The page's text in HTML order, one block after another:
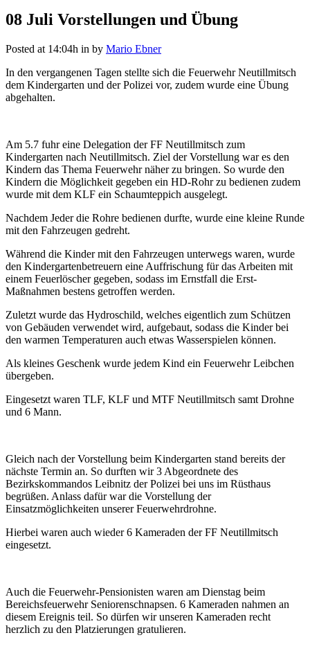
08 Juli Vorstellungen und Übung
Posted at 14:04h in by Mario Ebner
In den vergangenen Tagen stellte sich die Feuerwehr Neutillmitsch
dem Kindergarten und der Polizei vor, zudem wurde eine Übung
abgehalten.
Am 5.7 fuhr eine Delegation der FF Neutillmitsch zum
Kindergarten nach Neutillmitsch. Ziel der Vorstellung war es den
Kindern das Thema Feuerwehr näher zu bringen. So wurde den
Kindern die Möglichkeit gegeben ein HD-Rohr zu bedienen zudem
wurde mit dem KLF ein Schaumteppich ausgelegt.
Nachdem Jeder die Rohre bedienen durfte, wurde eine kleine Runde
mit den Fahrzeugen gedreht.
Während die Kinder mit den Fahrzeugen unterwegs waren, wurde
den Kindergartenbetreuern eine Auffrischung für das Arbeiten mit
einem Feuerlöscher gegeben, sodass im Ernstfall die Erst-
Maßnahmen bestens getroffen werden.
Zuletzt wurde das Hydroschild, welches eigentlich zum Schützen
von Gebäuden verwendet wird, aufgebaut, sodass die Kinder bei
den warmen Temperaturen auch etwas Wasserspielen können.
Als kleines Geschenk wurde jedem Kind ein Feuerwehr Leibchen
übergeben.
Eingesetzt waren TLF, KLF und MTF Neutillmitsch samt Drohne
und 6 Mann.
Gleich nach der Vorstellung beim Kindergarten stand bereits der
nächste Termin an. So durften wir 3 Abgeordnete des
Bezirkskommandos Leibnitz der Polizei bei uns im Rüsthaus
begrüßen. Anlass dafür war die Vorstellung der
Einsatzmöglichkeiten unserer Feuerwehrdrohne.
Hierbei waren auch wieder 6 Kameraden der FF Neutillmitsch
eingesetzt.
Auch die Feuerwehr-Pensionisten waren am Dienstag beim
Bereichsfeuerwehr Seniorenschnapsen. 6 Kameraden nahmen an
diesem Ereignis teil. So dürfen wir unseren Kameraden recht
herzlich zu den Platzierungen gratulieren.